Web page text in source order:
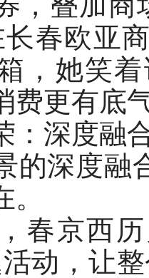
春欧亚
，她笑
费更有底
深度融合
深度融合
京西历
动，让